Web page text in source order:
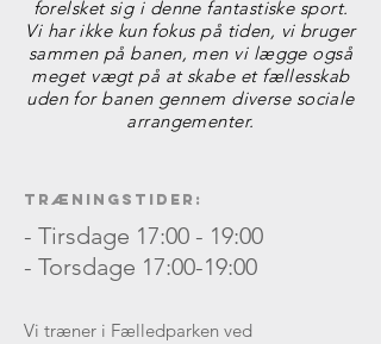
forelsket sig i denne fantastiske sport.
Vi har ikke kun fokus på tiden, vi bruger
sammen på banen, men vi lægge også
meget vægt på at skabe et fællesskab
uden for banen gennem diverse sociale
arrangementer.
Træningstider:
- Tirsdage 17:00 - 19:00
- Torsdage 17:00-19:00
Vi træner i Fælledparken ved